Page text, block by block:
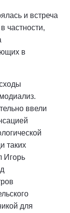
и встреча
частности,
в
ввели
таких
Игорь
для